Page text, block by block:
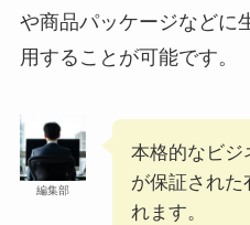
や商品パッケージなどに
用することが可能です。
編集部
本格的なビジ
が保証された
れます。